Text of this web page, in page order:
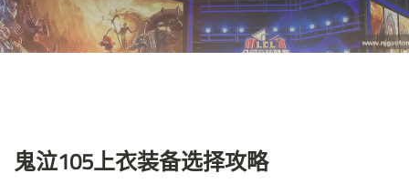
鬼泣105上衣装备选择攻略